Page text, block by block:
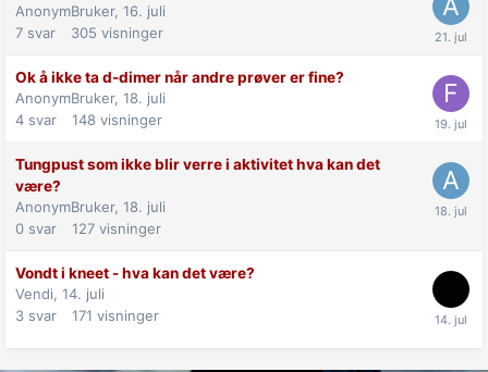
AnonymBruker, 16. juli
7 svar 305 visninger
Ok å ikke ta d-dimer når andre prøver er fine?
AnonymBruker, 18. juli
4 svar 148 visninger
Tungpust som ikke blir verre i aktivitet hva kan det
være?
AnonymBruker, 18. juli
0 svar 127 visninger
Vondt i kneet - hva kan det være?
Vendi, 14. juli
3 svar 171 visninger